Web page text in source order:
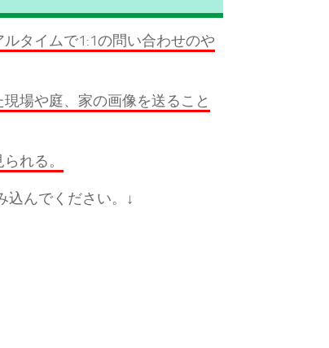
タイムで1:1の問い合わせのや
場や庭、家の画像を送ること
れる。
込んでください。↓